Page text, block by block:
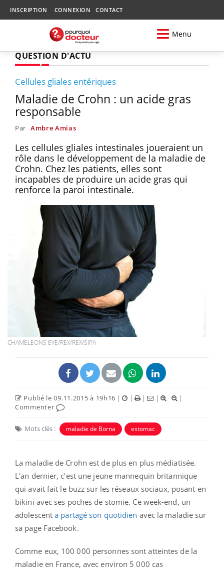
INSCRIPTION CONNEXION CONTACT
Menu
QUESTION D'ACTU
Cellules gliales entériques
Maladie de Crohn : un acide gras
responsable
Par Ambre Amias
Les cellules gliales intestinales joueraient un
rôle dans le développement de la maladie de
Crohn. Chez les patients, elles sont
incapables de produire un acide gras qui
renforce la paroi intestinale.
CHAMELEONS EYE/REX/REX/SIPA
Publié le 09.11.2015 à 19h16 | | | |
|
Commenter
Mots clés : maladie de Borna estomac
La maladie de Crohn est de plus en plus médiatisée.
L'an dernier, c'est une jeune mannequin britannique
qui avait fait le buzz sur les réseaux sociaux, posant en
bikini avec ses poches de stomie. Ce week-end, un
adolescenta partagé son quotidien avec la maladie sur
sa page Facebook.
Comme eux, 100 000 personnes sont atteintes de la
maladie en France, avec environ 5 000 cas